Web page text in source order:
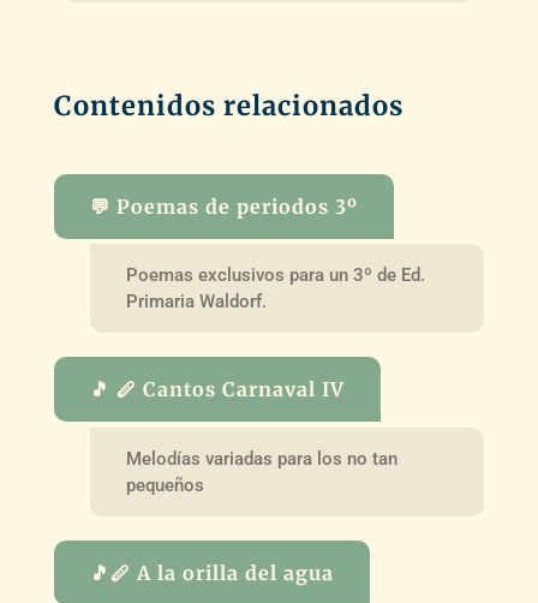
Contenidos relacionados
💬 Poemas de periodos 3º
Poemas exclusivos para un 3º de Ed.
Primaria Waldorf.
🎵 🪈 Cantos Carnaval IV
Melodías variadas para los no tan
pequeños
🎵🪈 A la orilla del agua